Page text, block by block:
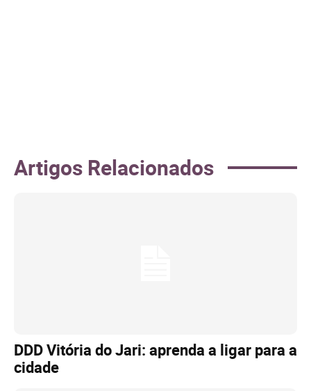
Artigos Relacionados
DDD Vitória do Jari: aprenda a ligar para a
cidade